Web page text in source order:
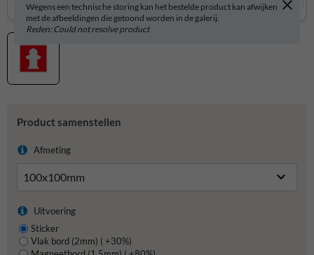
Wegens een technische storing kan het bestelde product kan afwijken
met de afbeeldingen die getoond worden in de galerij.
Reden: Could not resolve product
Product samenstellen
Afmeting
Uitvoering
Sticker
Vlak bord (2mm) ( +30%)